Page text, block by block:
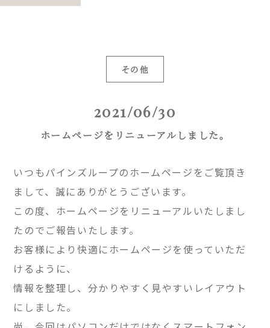
その他
2021/06/30
ホームページをリニューアルしました。
いつもパインズループのホームページをご覧頂き
まして、誠にありがとうございます。
この度、ホームページをリニューアルいたしまし
たのでご報告いたします。
お客様により快適にホームページを使っていただ
けるように、
情報を整理し、分かりやすく見やすいレイアウト
にしました。